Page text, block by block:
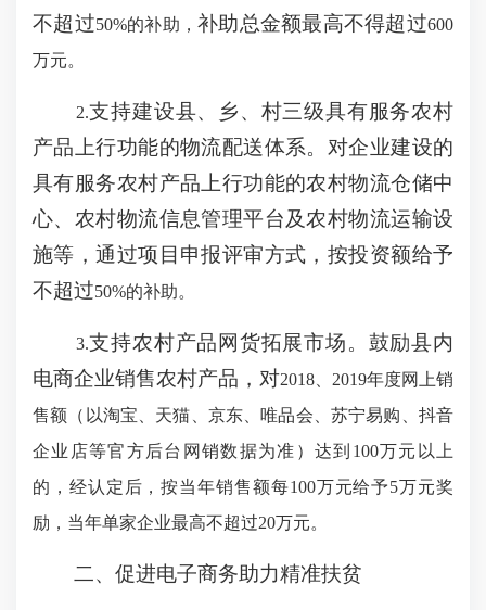
不超过50%的补助，补助总金额最高不得超过600
万元。
2.支持建设县、乡、村三级具有服务农村
产品上行功能的物流配送体系。对企业建设的
具有服务农村产品上行功能的农村物流仓储中
心、农村物流信息管理平台及农村物流运输设
施等，通过项目申报评审方式，按投资额给予
不超过50%的补助。
3.支持农村产品网货拓展市场。鼓励县内
电商企业销售农村产品，对2018、 2019年度网上销
售额（以淘宝、天猫、京东、唯品会、苏宁易购、抖音
企业店等官方后台网销数据为准）达到 100万元以上
的，经认定后，按当年销售额每100万元给予5万元奖
励，当年单家企业最高不超过20万元。
二、促进电子商务助力精准扶贫